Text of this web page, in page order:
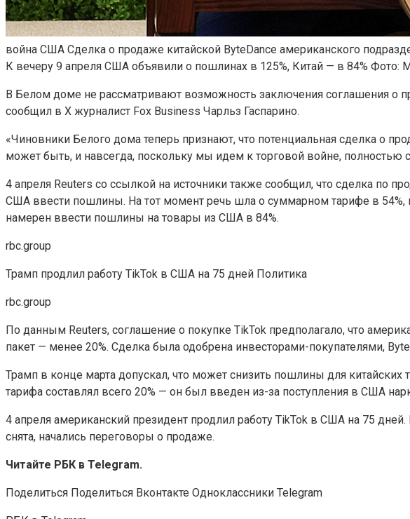
война США Сделка о продаже китайской ByteDance американского
К вечеру 9 апреля США объявили о пошлинах в 125%, Китай — в 84% Фото:
В Белом доме не рассматривают возможность заключения соглашения о
сообщил в Х журналист Fox Business Чарльз Гаспарино.
«Чиновники Белого дома теперь признают, что потенциальная сделка о
может быть, и навсегда, поскольку мы идем к торговой войне, полностью
4 апреля Reuters со ссылкой на источники также сообщил, что сделка по
США ввести пошлины. На тот момент речь шла о суммарном тарифе в
намерен ввести пошлины на товары из США в 84%.
rbc.group
Трамп продлил работу TikTok в США на 75 дней Политика
rbc.group
По данным Reuters, соглашение о покупке TikTok предполагало, что
пакет — менее 20%. Сделка была одобрена инвесторами-покупателями,
Трамп в конце марта допускал, что может снизить пошлины для
тарифа составлял всего 20% — он был введен из-за поступления в США
4 апреля американский президент продлил работу TikTok в США на 75
снята, начались переговоры о продаже.
Читайте РБК в Telegram.
Поделиться Поделиться Вконтакте Одноклассники Telegram